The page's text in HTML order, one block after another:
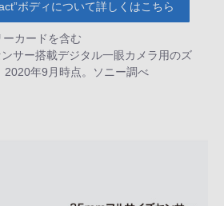
ボディについて詳しくはこちら
ーカードを含む
サー搭載デジタル一眼カメラ用のズ
2020年9月時点。ソニー調べ